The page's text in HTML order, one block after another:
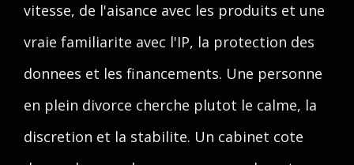
vitesse, de l'aisance avec les produits et une
vraie familiarite avec l'IP, la protection des
donnees et les financements. Une personne
en plein divorce cherche plutot le calme, la
discretion et la stabilite. Un cabinet cote